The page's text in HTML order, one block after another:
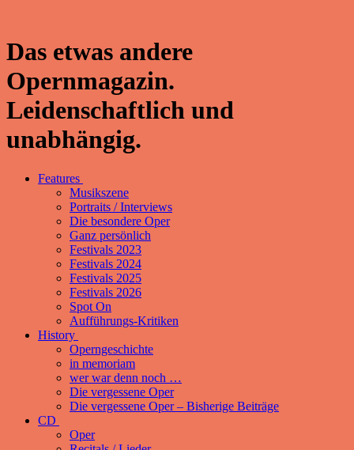
Das etwas andere
Opernmagazin.
Leidenschaftlich und
unabhängig.
Features
Musikszene
Portraits / Interviews
Die besondere Oper
Ganz persönlich
Festivals 2023
Festivals 2024
Festivals 2025
Festivals 2026
Spot On
Aufführungs-Kritiken
History
Operngeschichte
in memoriam
wer war denn noch …
Die vergessene Oper
Die vergessene Oper – Bisherige Beiträge
CD
Oper